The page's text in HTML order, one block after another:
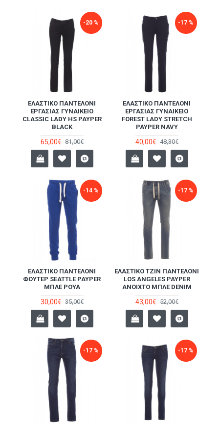
-20 %
ΕΛΑΣΤΙΚΌ ΠΑΝΤΕΛΌΝΙ
ΕΡΓΑΣΊΑΣ ΓΥΝΑΙΚΕΊΟ
CLASSIC LADY HS PAYPER
BLACK
65,00€ 81,00€
-17 %
ΕΛΑΣΤΙΚΌ ΠΑΝΤΕΛΌΝΙ
ΕΡΓΑΣΊΑΣ ΓΥΝΑΙΚΕΊΟ
FOREST LADY STRETCH
PAYPER NAVY
40,00€ 48,30€
-14 %
ΕΛΑΣΤΙΚΌ ΠΑΝΤΕΛΌΝΙ
ΦΟΎΤΕΡ SEATTLE PAYPER
ΜΠΛΕ ΡΟΥΆ
30,00€ 35,00€
-17 %
ΕΛΑΣΤΙΚΌ ΤΖΙΝ ΠΑΝΤΕΛΌΝΙ
LOS ANGELES PAYPER
ΑΝΟΙΧΤΌ ΜΠΛΕ DENIM
43,00€ 52,00€
-17 % -17 %